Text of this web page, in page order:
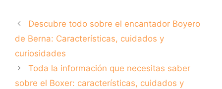
Leonberger:
Características,
cuidados y
curiosidades
amantes de esta
magnífica raza
Descubre todo sobre el encantador Boyero
de Berna: Características, cuidados y
curiosidades
Toda la información que necesitas saber
sobre el Boxer: características, cuidados y